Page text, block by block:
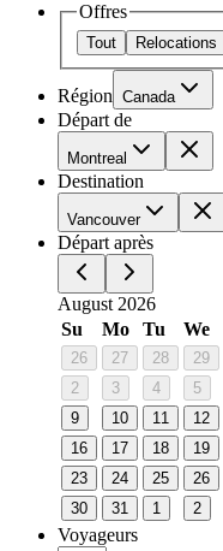
Offres
Tout Relocations
Région Canada
Départ de
Montreal
Destination
Vancouver
Départ après
August 2026
Su
Mo Tu We
26 27 28 29
2
3 4 5
9
10 11 12
16
17 18 19
23
24 25 26
30
31 1 2
Voyageurs